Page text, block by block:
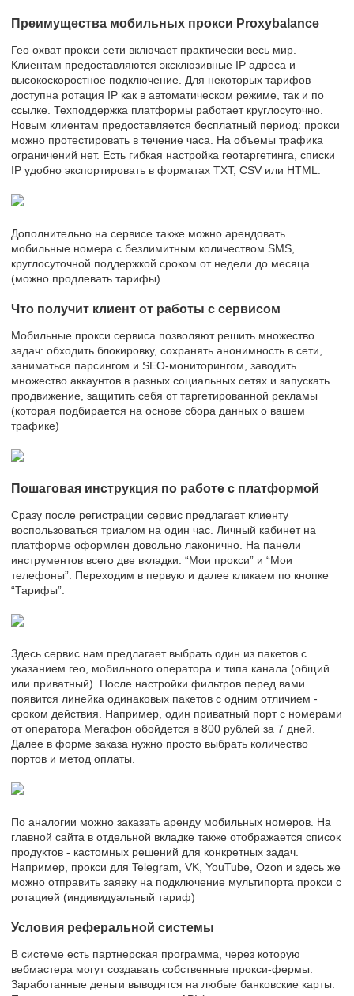
Преимущества мобильных прокси Proxybalance
Гео охват прокси сети включает практически весь мир.
Клиентам предоставляются эксклюзивные IP адреса и
высокоскоростное подключение. Для некоторых тарифов
доступна ротация IP как в автоматическом режиме, так и по
ссылке. Техподдержка платформы работает круглосуточно.
Новым клиентам предоставляется бесплатный период: прокси
можно протестировать в течение часа. На объемы трафика
ограничений нет. Есть гибкая настройка геотаргетинга, списки
IP удобно экспортировать в форматах TXT, CSV или HTML.
Дополнительно на сервисе также можно арендовать
мобильные номера с безлимитным количеством SMS,
круглосуточной поддержкой сроком от недели до месяца
(можно продлевать тарифы)
Что получит клиент от работы с сервисом
Мобильные прокси сервиса позволяют решить множество
задач: обходить блокировку, сохранять анонимность в сети,
заниматься парсингом и SEO-мониторингом, заводить
множество аккаунтов в разных социальных сетях и запускать
продвижение, защитить себя от таргетированной рекламы
(которая подбирается на основе сбора данных о вашем
трафике)
Пошаговая инструкция по работе с платформой
Сразу после регистрации сервис предлагает клиенту
воспользоваться триалом на один час. Личный кабинет на
платформе оформлен довольно лаконично. На панели
инструментов всего две вкладки: “Мои прокси” и “Мои
телефоны”. Переходим в первую и далее кликаем по кнопке
“Тарифы”.
Здесь сервис нам предлагает выбрать один из пакетов с
указанием гео, мобильного оператора и типа канала (общий
или приватный). После настройки фильтров перед вами
появится линейка одинаковых пакетов с одним отличием -
сроком действия. Например, один приватный порт с номерами
от оператора Мегафон обойдется в 800 рублей за 7 дней.
Далее в форме заказа нужно просто выбрать количество
портов и метод оплаты.
По аналогии можно заказать аренду мобильных номеров. На
главной сайта в отдельной вкладке также отображается список
продуктов - кастомных решений для конкретных задач.
Например, прокси для Telegram, VK, YouTube, Ozon и здесь же
можно отправить заявку на подключение мультипорта прокси с
ротацией (индивидуальный тариф)
Условия реферальной системы
В системе есть партнерская программа, через которую
вебмастера могут создавать собственные прокси-фермы.
Заработанные деньги выводятся на любые банковские карты.